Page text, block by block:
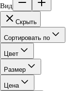
Вид
Скрыть
Сортировать по
Цвет
Размер
Цена